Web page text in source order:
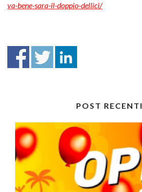
va-bene-sara-il-doppio-dellici/
POST RECENTI